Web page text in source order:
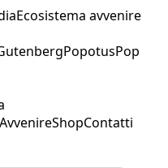
Ecosistema avvenire
PopotusPop
ShopContatti